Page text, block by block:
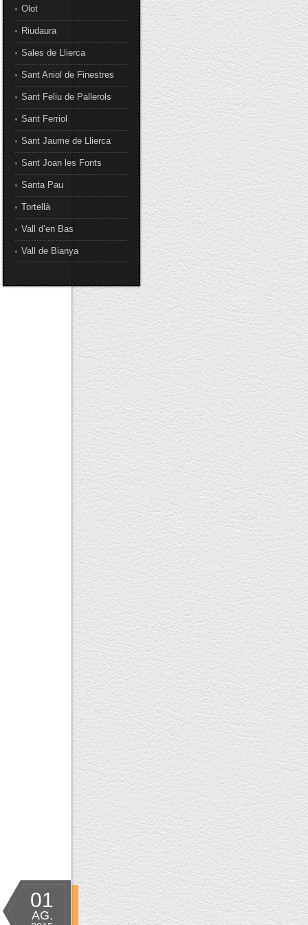
Olot
Riudaura
Sales de Llierca
Sant Aniol de Finestres
Sant Feliu de Pallerols
Sant Ferriol
Sant Jaume de Llierca
Sant Joan les Fonts
Santa Pau
Tortellà
Vall d’en Bas
Vall de Bianya
01
AG.